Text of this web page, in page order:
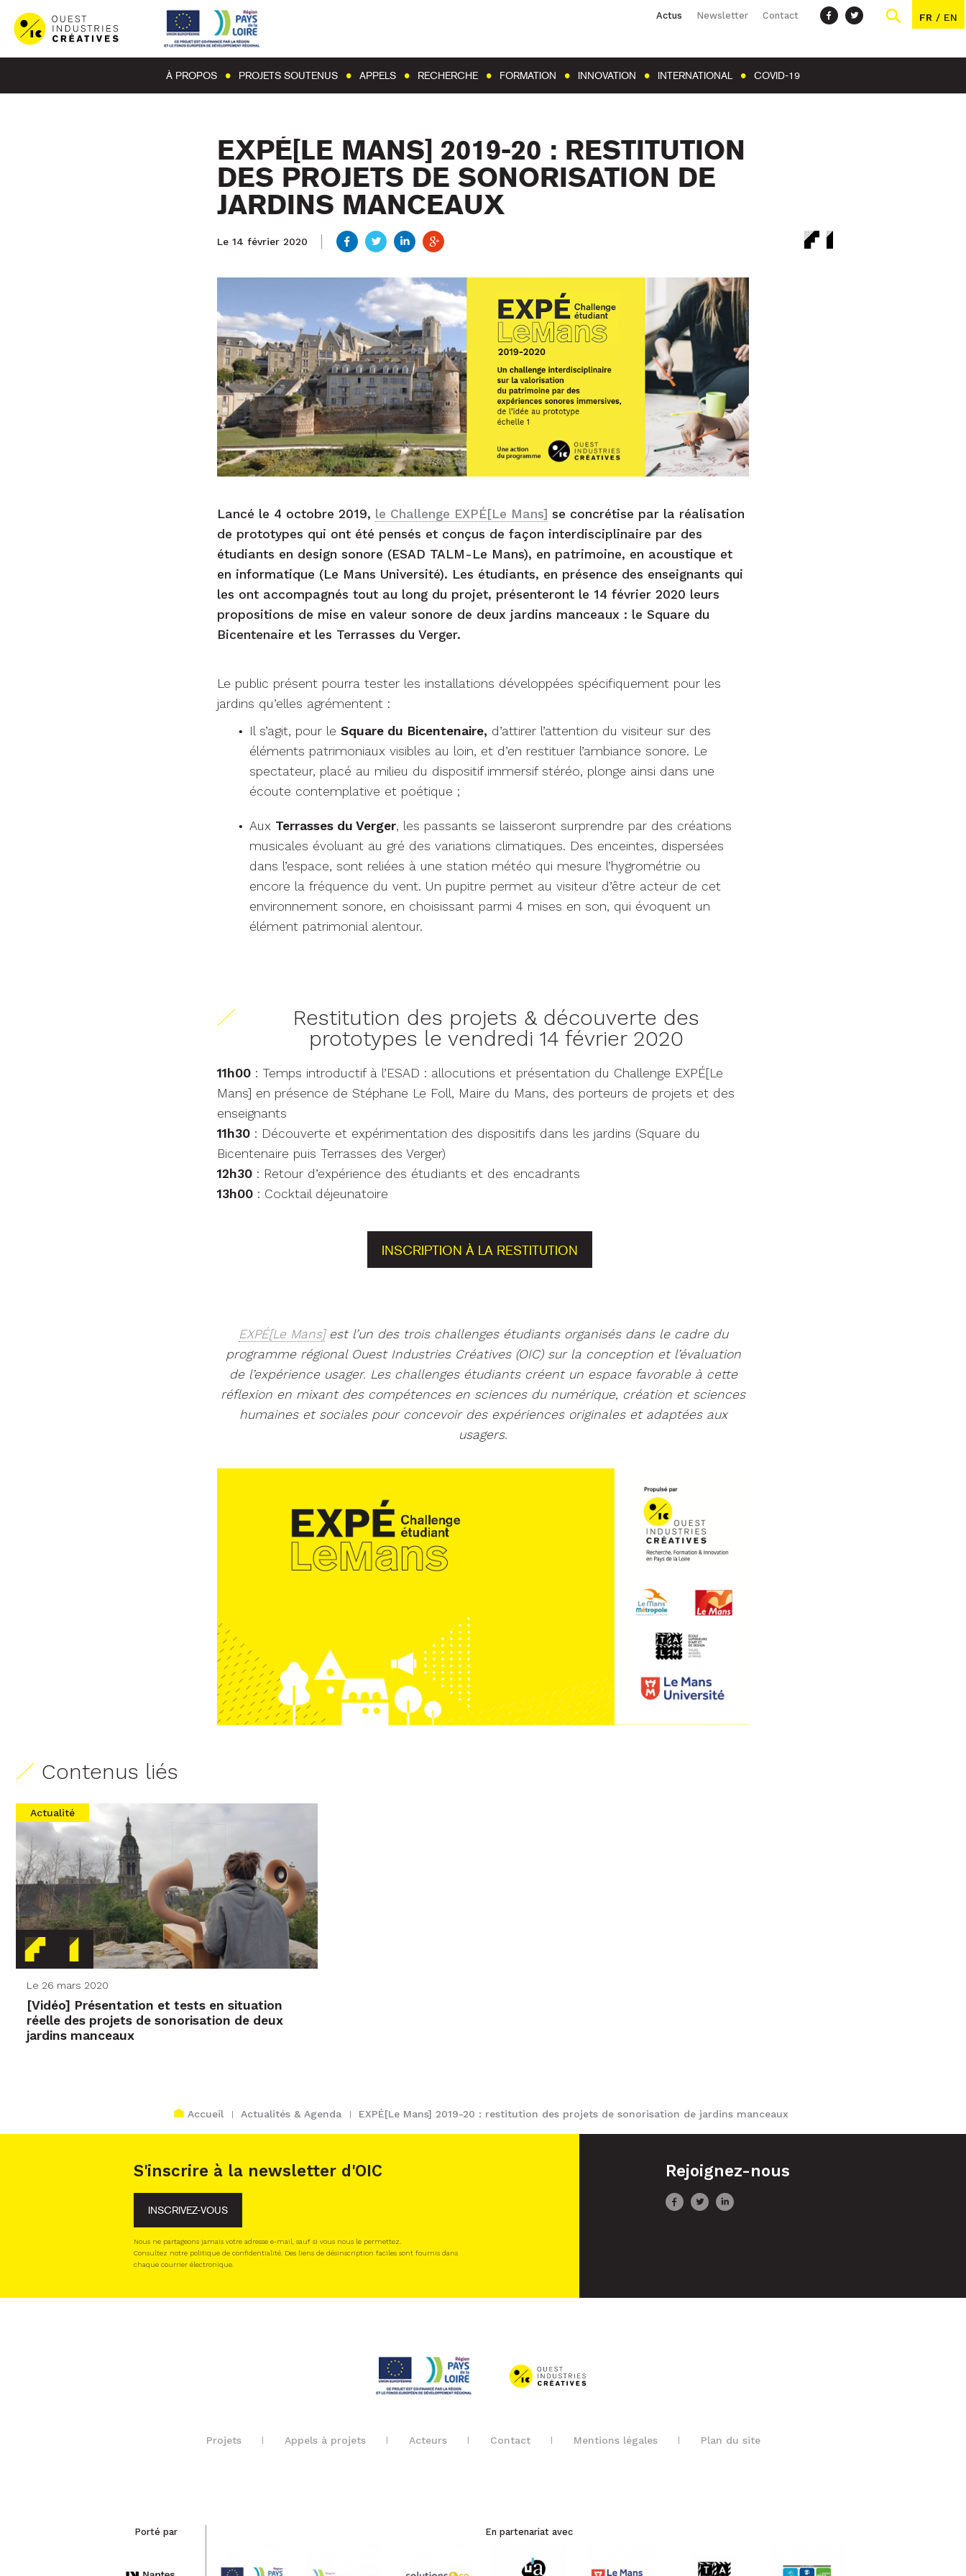
Actus Newsletter Contact FR / EN
À PROPOS PROJETS SOUTENUS APPELS RECHERCHE FORMATION INNOVATION INTERNATIONAL COVID-19
EXPÉ[LE MANS] 2019-20 : RESTITUTION
DES PROJETS DE SONORISATION DE
JARDINS MANCEAUX
Le 14 février 2020
Lancé le 4 octobre 2019, le Challenge EXPÉ[Le Mans] se concrétise par la réalisation
de prototypes qui ont été pensés et conçus de façon interdisciplinaire par des
étudiants en design sonore (ESAD TALM-Le Mans), en patrimoine, en acoustique et
en informatique (Le Mans Université). Les étudiants, en présence des enseignants qui
les ont accompagnés tout au long du projet, présenteront le 14 février 2020 leurs
propositions de mise en valeur sonore de deux jardins manceaux : le Square du
Bicentenaire et les Terrasses du Verger.
Le public présent pourra tester les installations développées spécifiquement pour les
jardins qu’elles agrémentent :
Il s’agit, pour le Square du Bicentenaire, d’attirer l’attention du visiteur sur des
éléments patrimoniaux visibles au loin, et d’en restituer l’ambiance sonore. Le
spectateur, placé au milieu du dispositif immersif stéréo, plonge ainsi dans une
écoute contemplative et poétique ;
Aux Terrasses du Verger, les passants se laisseront surprendre par des créations
musicales évoluant au gré des variations climatiques. Des enceintes, dispersées
dans l’espace, sont reliées à une station météo qui mesure l’hygrométrie ou
encore la fréquence du vent. Un pupitre permet au visiteur d’être acteur de cet
environnement sonore, en choisissant parmi 4 mises en son, qui évoquent un
élément patrimonial alentour.
Restitution des projets & découverte des
prototypes le vendredi 14 février 2020
11h00 : Temps introductif à l’ESAD : allocutions et présentation du Challenge EXPÉ[Le
Mans] en présence de Stéphane Le Foll, Maire du Mans, des porteurs de projets et des
enseignants
11h30 : Découverte et expérimentation des dispositifs dans les jardins (Square du
Bicentenaire puis Terrasses des Verger)
12h30 : Retour d’expérience des étudiants et des encadrants
13h00 : Cocktail déjeunatoire
INSCRIPTION À LA RESTITUTION
EXPÉ[Le Mans]est l’un des trois challenges étudiants organisés dans le cadre du
programme régional Ouest Industries Créatives (OIC) sur la conception et l’évaluation
de l’expérience usager. Les challenges étudiants créent un espace favorable à cette
réflexion en mixant des compétences en sciences du numérique, création et sciences
humaines et sociales pour concevoir des expériences originales et adaptées aux
usagers.
Contenus liés
Actualité
Le 26 mars 2020
[Vidéo] Présentation et tests en situation
réelle des projets de sonorisation de deux
jardins manceaux
Accueil Actualités & Agenda EXPÉ[Le Mans] 2019-20 : restitution des projets de sonorisation de jardins manceaux
S'inscrire à la newsletter d'OIC
INSCRIVEZ-VOUS
Nous ne partageons jamais votre adresse e-mail, sauf si vous nous le permettez.
Consultez notre politique de confidentialité. Des liens de désinscription faciles sont fournis dans
chaque courrier électronique.
Rejoignez-nous
Projets Appels à projets Acteurs Contact Mentions légales Plan du site
Porté par En partenariat avec